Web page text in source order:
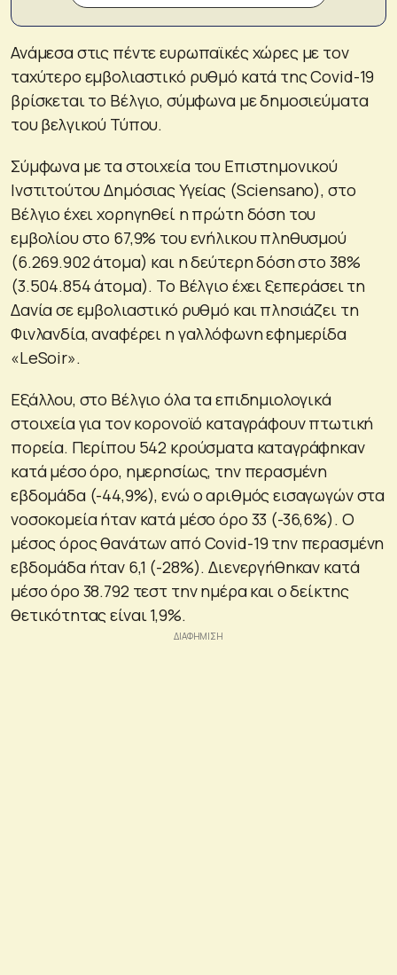
Ανάμεσα στις πέντε ευρωπαϊκές χώρες με τον
ταχύτερο εμβολιαστικό ρυθμό κατά της Covid-19
βρίσκεται το Βέλγιο, σύμφωνα με δημοσιεύματα
του βελγικού Τύπου.
Σύμφωνα με τα στοιχεία του Επιστημονικού
Ινστιτούτου Δημόσιας Υγείας (Sciensano), στο
Βέλγιο έχει χορηγηθεί η πρώτη δόση του
εμβολίου στο 67,9% του ενήλικου πληθυσμού
(6.269.902 άτομα) και η δεύτερη δόση στο 38%
(3.504.854 άτομα). Το Βέλγιο έχει ξεπεράσει τη
Δανία σε εμβολιαστικό ρυθμό και πλησιάζει τη
Φινλανδία, αναφέρει η γαλλόφωνη εφημερίδα
«LeSoir».
Εξάλλου, στο Βέλγιο όλα τα επιδημιολογικά
στοιχεία για τον κορονοϊό καταγράφουν πτωτική
πορεία. Περίπου 542 κρούσματα καταγράφηκαν
κατά μέσο όρο, ημερησίως, την περασμένη
εβδομάδα (-44,9%), ενώ ο αριθμός εισαγωγών στα
νοσοκομεία ήταν κατά μέσο όρο 33 (-36,6%). Ο
μέσος όρος θανάτων από Covid-19 την περασμένη
εβδομάδα ήταν 6,1 (-28%). Διενεργήθηκαν κατά
μέσο όρο 38.792 τεστ την ημέρα και ο δείκτης
θετικότητας είναι 1,9%.